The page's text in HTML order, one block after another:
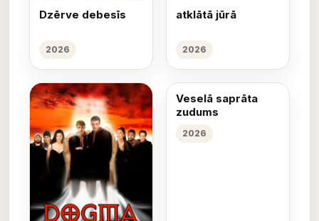
Dzērve debesīs
2026
atklātā jūrā
2026
Veselā saprāta
zudums
2026